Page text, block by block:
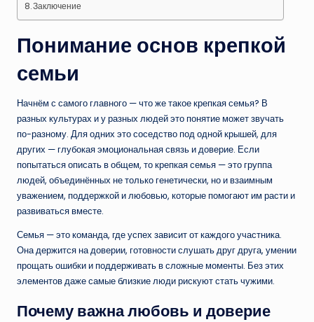
Заключение
Понимание основ крепкой
семьи
Начнём с самого главного — что же такое крепкая семья? В
разных культурах и у разных людей это понятие может звучать
по-разному. Для одних это соседство под одной крышей, для
других — глубокая эмоциональная связь и доверие. Если
попытаться описать в общем, то крепкая семья — это группа
людей, объединённых не только генетически, но и взаимным
уважением, поддержкой и любовью, которые помогают им расти и
развиваться вместе.
Семья — это команда, где успех зависит от каждого участника.
Она держится на доверии, готовности слушать друг друга, умении
прощать ошибки и поддерживать в сложные моменты. Без этих
элементов даже самые близкие люди рискуют стать чужими.
Почему важна любовь и доверие